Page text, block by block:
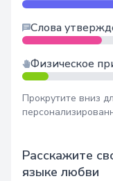
Слова
Физическое
Прокрутите вниз
Расскажите
языке любви